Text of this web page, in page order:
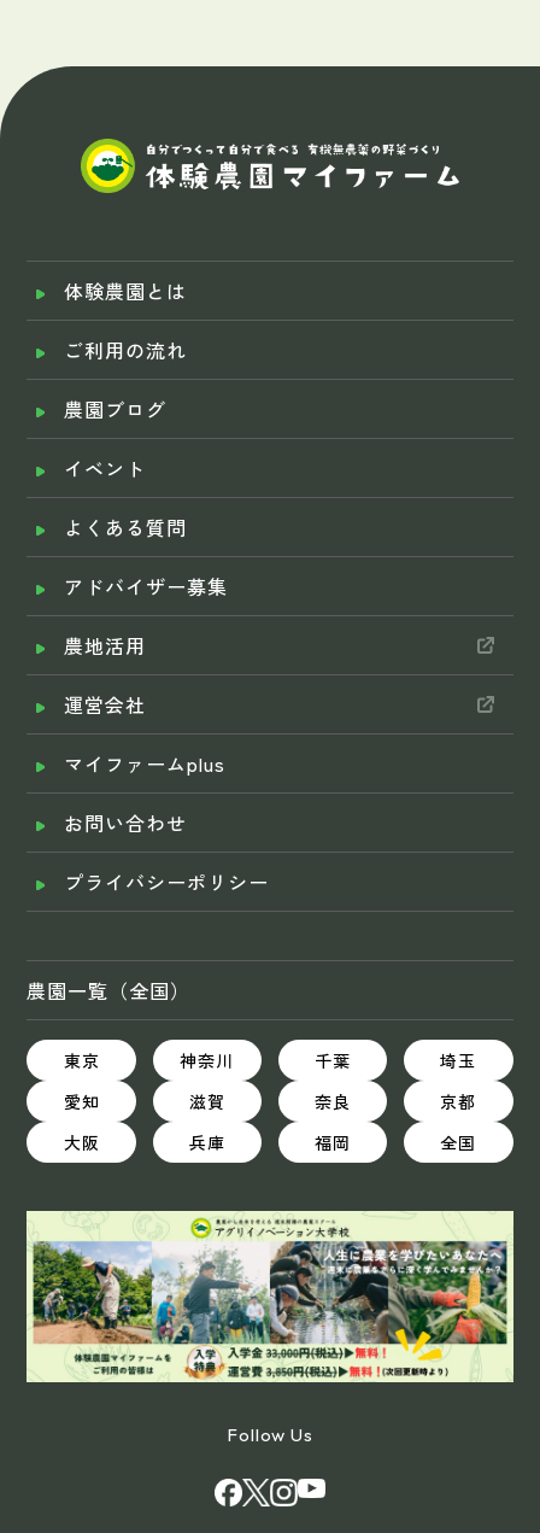
体験農園とは
ご利用の流れ
農園ブログ
イベント
よくある質問
アドバイザー募集
農地活用
運営会社
マイファームplus
お問い合わせ
プライバシーポリシー
農園一覧（全国）
東京 神奈川 千葉
埼玉
愛知
滋賀 奈良
京都
大阪
兵庫 福岡 全国
Follow Us